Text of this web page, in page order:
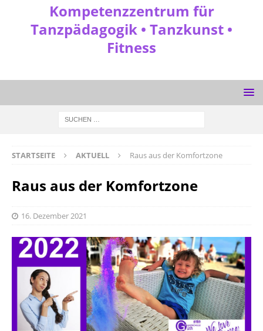
Kompetenzzentrum für
Tanzpädagogik • Tanzkunst •
Fitness
STARTSEITE AKTUELL Raus aus der Komfortzone
Raus aus der Komfortzone
16. Dezember 2021